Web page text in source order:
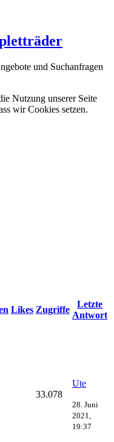
und Suchanfragen
Nutzung unserer Seite
wir Cookies setzen.
Likes Zugriffe
Letzte
Antwort
33.078
Ute
28. Juni
2021,
19:37